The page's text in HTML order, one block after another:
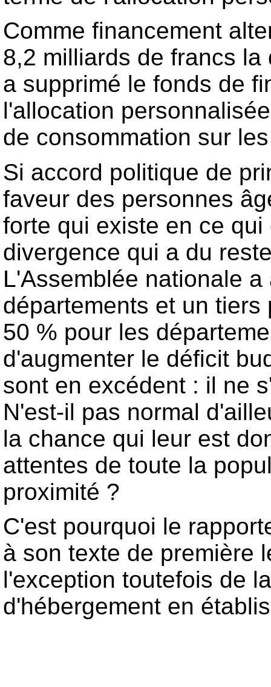
Comme financement
8,2 milliards de francs
a supprimé le fonds de
l'allocation
de consommation sur
Si accord politique de
faveur des personnes
forte qui existe en ce
divergence qui a du
L'Assemblée nationale
départements et un
50 % pour les
d'augmenter le déficit
sont en excédent : il ne
N'est-il pas normal
la chance qui leur est
attentes de toute la
proximité ?
C'est pourquoi le
à son texte de première
l'exception toutefois de
d'hébergement en